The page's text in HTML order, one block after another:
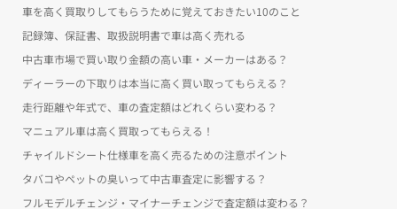
車を高く買取りしてもらうために覚えておきたい10のこと
記録簿、保証書、取扱説明書で車は高く売れる
中古車市場で買い取り金額の高い車・メーカーはある？
ディーラーの下取りは本当に高く買い取ってもらえる？
走行距離や年式で、車の査定額はどれくらい変わる？
マニュアル車は高く買取ってもらえる！
チャイルドシート仕様車を高く売るための注意ポイント
タバコやペットの臭いって中古車査定に影響する？
フルモデルチェンジ・マイナーチェンジで査定額は変わる？